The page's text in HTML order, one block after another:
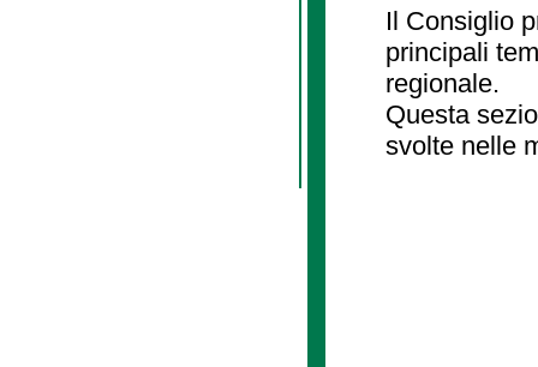
Il Consiglio
principali
regionale.
Questa
svolte nelle